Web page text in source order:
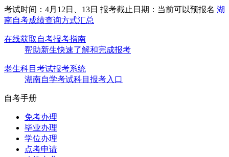
考试时间：4月12日、13日 报考截止日期：当前可以预报名 湖
南自考成绩查询方式汇总
在线获取自考报考指南
帮助新生快速了解和完成报考
老生科目考试报考系统
湖南自学考试科目报考入口
自考手册
免考办理
毕业办理
学位办理
点考申请